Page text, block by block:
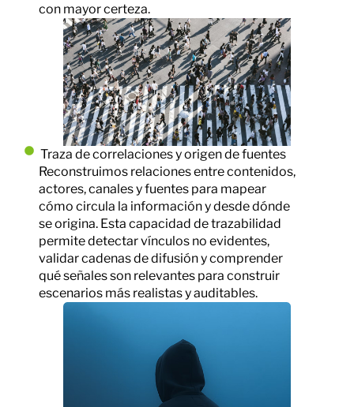
con mayor certeza.
Traza de correlaciones y origen de fuentes
Reconstruimos relaciones entre contenidos,
actores, canales y fuentes para mapear
cómo circula la información y desde dónde
se origina. Esta capacidad de trazabilidad
permite detectar vínculos no evidentes,
validar cadenas de difusión y comprender
qué señales son relevantes para construir
escenarios más realistas y auditables.